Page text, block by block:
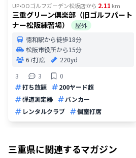
UP•DOゴルフガーデン松坂店から 2.11 km
三重グリーン倶楽部（旧ゴルフパート
ナー松阪練習場）
屋外
徳和駅から徒歩18分
松阪市役所から15分
67打席
220yd
3
3
0
打ち放題
200ヤード超
弾道測定器
バンカー
レンタルクラブ
個室打席
三重県に関連するマガジン